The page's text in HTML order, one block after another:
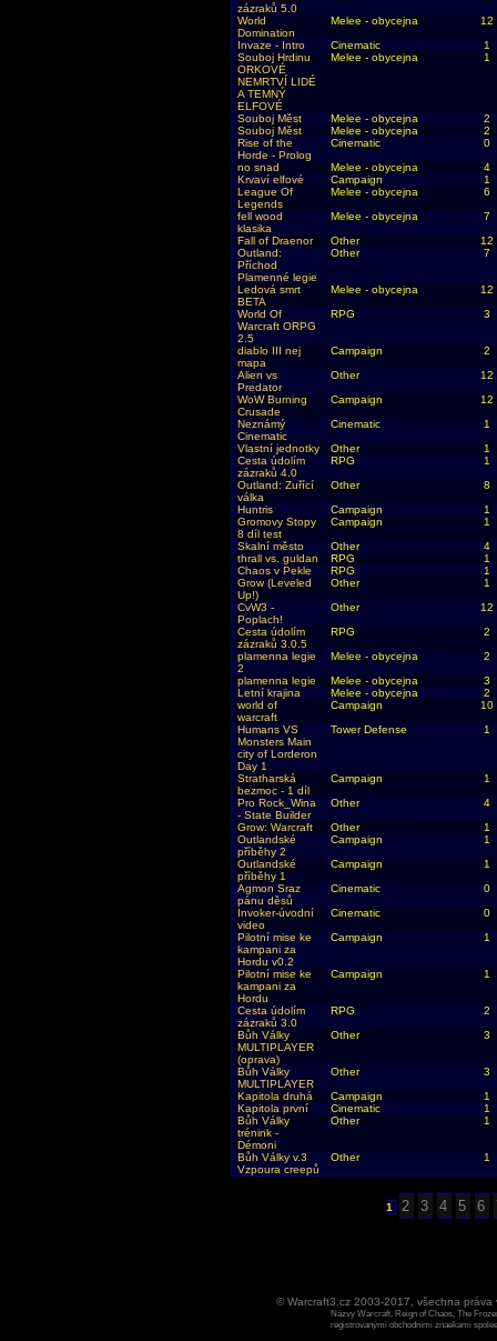
zázraků 5.0
World
Domination
Melee - obycejna
12
Invaze - Intro
Cinematic
1
Souboj Hrdinu
ORKOVÉ
NEMRTVÍ LIDÉ
A TEMNÝ
ELFOVÉ
Melee - obycejna 1
Souboj Měst Melee - obycejna
2
Souboj Měst
Melee - obycejna
2
Rise of the
Horde - Prolog
Cinematic
0
no snad
Melee - obycejna
4
Krvaví elfové
Campaign
1
League Of
Legends
Melee - obycejna
6
fell wood
klasika
Melee - obycejna
7
Fall of Draenor
Other
12
Outland:
Příchod
Plamenné legie
Other 7
Ledová smrt
BETA
Melee - obycejna
12
World Of
Warcraft ORPG
2.5
RPG 3
diablo III nej
mapa
Campaign
2
Alien vs
Predator
Other
12
WoW Burning
Crusade
Campaign
12
Neznámý
Cinematic
Cinematic
1
Vlastní jednotky
Other
1
Cesta údolím
zázraků 4.0
RPG
1
Outland: Zuřící
válka
Other
8
Huntris
Campaign
1
Gromovy Stopy
8 díl test
Campaign
1
Skalní město
Other
4
thrall vs. guldan
RPG
1
Chaos v Pekle
RPG
1
Grow (Leveled
Up!)
Other
1
CvW3 -
Poplach!
Other
12
Cesta údolím
zázraků 3.0.5
RPG
2
plamenna legie
2
Melee - obycejna
2
plamenna legie
Melee - obycejna
3
Letní krajina
Melee - obycejna
2
world of
warcraft
Campaign
10
Humans VS
Monsters Main
city of Lorderon
Day 1
Tower Defense 1
Stratharská
bezmoc - 1 díl
Campaign
1
Pro Rock_Wina
- State Builder
Other
4
Grow: Warcraft
Other
1
Outlandské
příběhy 2
Campaign
1
Outlandské
příběhy 1
Campaign
1
Agmon Sraz
pánu děsů
Cinematic
0
Invoker-úvodní
video
Cinematic
0
Pilotní mise ke
kampani za
Hordu v0.2
Campaign 1
Pilotní mise ke
kampani za
Hordu
Campaign 1
Cesta údolím
zázraků 3.0
RPG
2
Bůh Války
MULTIPLAYER
(oprava)
Other 3
Bůh Války
MULTIPLAYER
Other
3
Kapitola druhá
Campaign
1
Kapitola první
Cinematic
1
Bůh Války
trénink -
Démoni
Other 1
Bůh Války v.3
Vzpoura creepů
Other 1
1 2 3 4 5 6
© Warcraft3.cz 2003-2017, všechna
Názvy Warcraft, Reign of Chaos, The
registrovanými obchodními znaekami